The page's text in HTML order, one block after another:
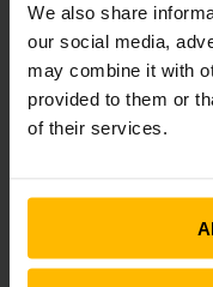
We also share
our social media,
may combine it with
provided to them or
of their services.
lagret används
Om Kracht
Kina, USA och
pumpar och